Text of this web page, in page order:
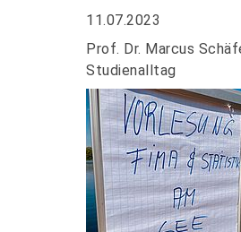
11.07.2023
Prof. Dr. Marcus
Studienalltag